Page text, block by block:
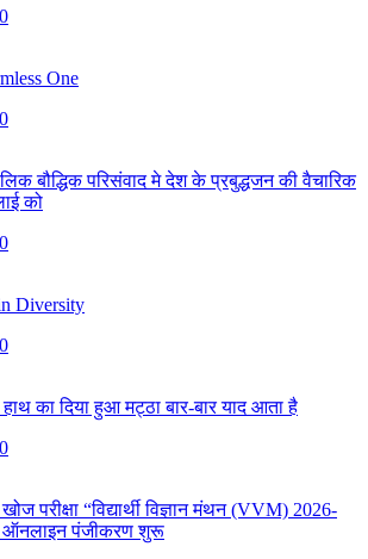
0
One
0
बौद्धिक परिसंवाद मे देश के प्रबुद्धजन की वैचारिक
को
0
Diversity
0
का दिया हुआ मट्ठा बार-बार याद आता है
0
खोज परीक्षा “विद्यार्थी विज्ञान मंथन (VVM) 2026-
ऑनलाइन पंजीकरण शुरू